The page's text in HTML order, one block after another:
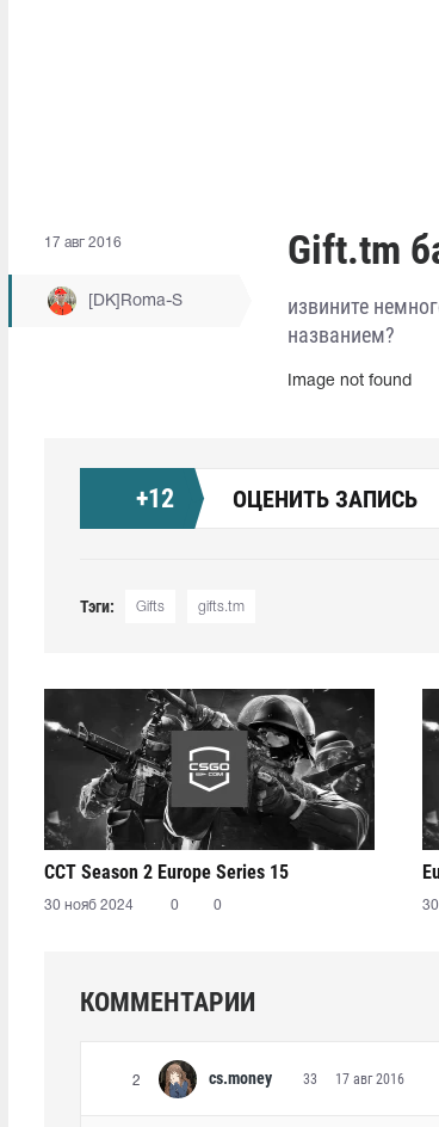
17 авг 2016
[DK]Roma-S
Gift.tm
извините
названием?
Image not found
+12 ОЦЕНИТЬ ЗАПИСЬ
Тэги: Gifts gifts.tm
CCT Season 2 Europe Series 15
30 нояб 2024 0 0
КОММЕНТАРИИ
2 cs.money 33 17 авг 2016